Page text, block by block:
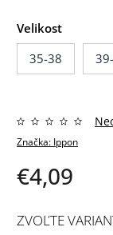
Velikost
35-38
Značka: Ippon
€4,09
ZVOĽTE